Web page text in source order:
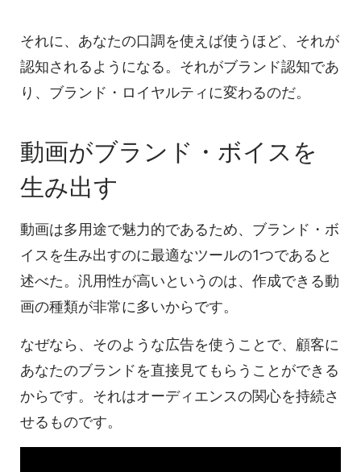
それに、あなたの口調を使えば使うほど、それが
認知されるようになる。それがブランド認知であ
り、ブランド・ロイヤルティに変わるのだ。
動画がブランド・ボイスを
生み出す
動画は多用途で魅力的であるため、ブランド・ボ
イスを生み出すのに最適なツールの1つであると
述べた。汎用性が高いというのは、作成できる動
画の種類が非常に多いからです。
なぜなら、そのような広告を使うことで、顧客に
あなたのブランドを直接見てもらうことができる
からです。それはオーディエンスの関心を持続さ
せるものです。